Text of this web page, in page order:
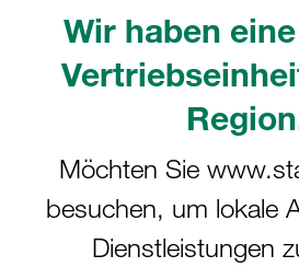
Wir haben eine
Möchten Sie
besuchen, um lokale
Dienstleistungen
tatsächlichen Produkt abweichen.
Komplettschelle
1a Ø8mm Polyamid
Vorspannung
Schraube